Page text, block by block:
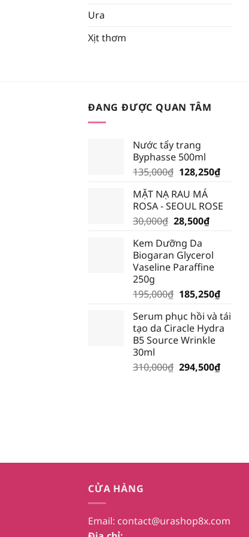
Ura
Xịt thơm
ĐANG ĐƯỢC QUAN TÂM
Nước tẩy trang
Byphasse 500ml
135,000₫ Giá
là:
135,000₫.
128,250₫Giá
là:
MẶT NẠ RAU MÁ
ROSA - SEOUL ROSE
30,000₫ Giá
là:
30,000₫.
28,500₫Giá
là:
28,500₫.
Kem Dưỡng Da
Biogaran Glycerol
Vaseline Paraffine
250g
195,000₫ Giá
là:
195,000₫.
185,250₫Giá
tại
là:
Serum phục hồi và tái
tạo da Ciracle Hydra
B5 Source Wrinkle
30ml
310,000₫ Giá
294,500₫Giá
CỬA HÀNG
Email: contact@urashop8x.com